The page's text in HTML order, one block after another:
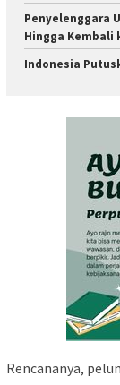
Penyelenggara
Hingga Kembali
Indonesia
Rencananya,